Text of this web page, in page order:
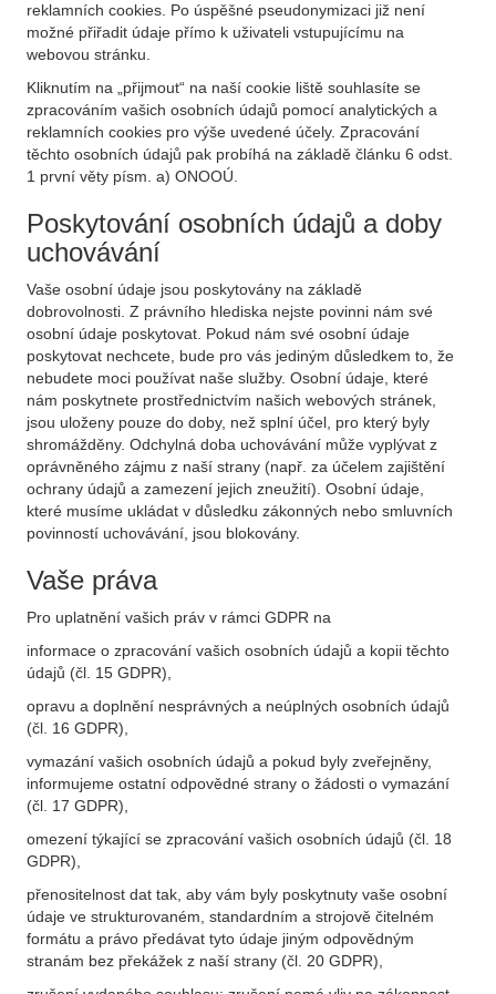
reklamních cookies. Po úspěšné pseudonymizaci již není
možné přiřadit údaje přímo k uživateli vstupujícímu na
webovou stránku.
Kliknutím na „přijmout“ na naší cookie liště souhlasíte se
zpracováním vašich osobních údajů pomocí analytických a
reklamních cookies pro výše uvedené účely. Zpracování
těchto osobních údajů pak probíhá na základě článku 6 odst.
1 první věty písm. a) ONOOÚ.
Poskytování osobních údajů a doby
uchovávání
Vaše osobní údaje jsou poskytovány na základě
dobrovolnosti. Z právního hlediska nejste povinni nám své
osobní údaje poskytovat. Pokud nám své osobní údaje
poskytovat nechcete, bude pro vás jediným důsledkem to, že
nebudete moci používat naše služby. Osobní údaje, které
nám poskytnete prostřednictvím našich webových stránek,
jsou uloženy pouze do doby, než splní účel, pro který byly
shromážděny. Odchylná doba uchovávání může vyplývat z
oprávněného zájmu z naší strany (např. za účelem zajištění
ochrany údajů a zamezení jejich zneužití). Osobní údaje,
které musíme ukládat v důsledku zákonných nebo smluvních
povinností uchovávání, jsou blokovány.
Vaše práva
Pro uplatnění vašich práv v rámci GDPR na
informace o zpracování vašich osobních údajů a kopii těchto
údajů (čl. 15 GDPR),
opravu a doplnění nesprávných a neúplných osobních údajů
(čl. 16 GDPR),
vymazání vašich osobních údajů a pokud byly zveřejněny,
informujeme ostatní odpovědné strany o žádosti o vymazání
(čl. 17 GDPR),
omezení týkající se zpracování vašich osobních údajů (čl. 18
GDPR),
přenositelnost dat tak, aby vám byly poskytnuty vaše osobní
údaje ve strukturovaném, standardním a strojově čitelném
formátu a právo předávat tyto údaje jiným odpovědným
stranám bez překážek z naší strany (čl. 20 GDPR),